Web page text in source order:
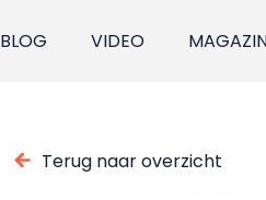
BLOG VIDEO
Terug naar overzicht